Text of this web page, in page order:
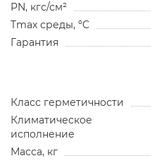
PN, кгс/см²
Tmax среды, ºC
Гарантия
Класс герметичности
Климатическое
исполнение
Масса, кг